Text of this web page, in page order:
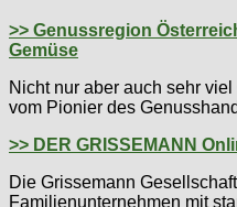
>> Genussregion
Gemüse
Nicht nur aber auch sehr
vom Pionier des
>> DER GRISSEMANN
Die Grissemann
Familienunternehmen mit